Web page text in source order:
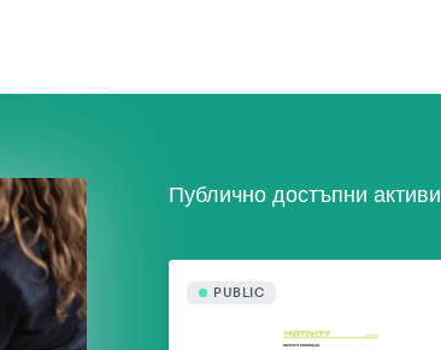
Публично достъпни активи
PUBLIC